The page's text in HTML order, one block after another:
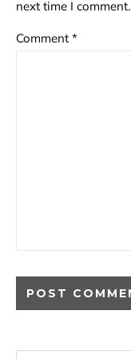
next time I comment.
Comment *